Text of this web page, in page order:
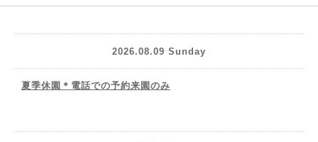
2026.08.09 Sunday
夏季休園＊電話での予約来園のみ